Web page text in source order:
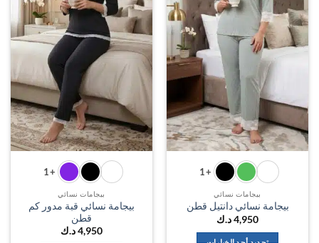
اختيار
الخيارات
على
صفحة
المنتج
اختيار
الخيارات
على
صفحة
المنتج
+1
بيجامات نسائي
بيجامة نسائي دانتيل قطن
4,950د.ك
+1
بيجامات نسائي
بيجامة نسائي قبة مدور كم
قطن
4,950د.ك